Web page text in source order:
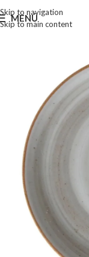
Skip to navigation
Skip to main content
MENÚ